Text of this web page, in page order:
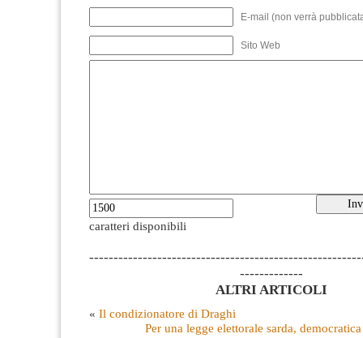
E-mail (non verrà
Sito Web
caratteri disponibili
-------------
ALTRI ARTICOLI
« Il condizionatore di Draghi
Per una legge elettorale sarda,